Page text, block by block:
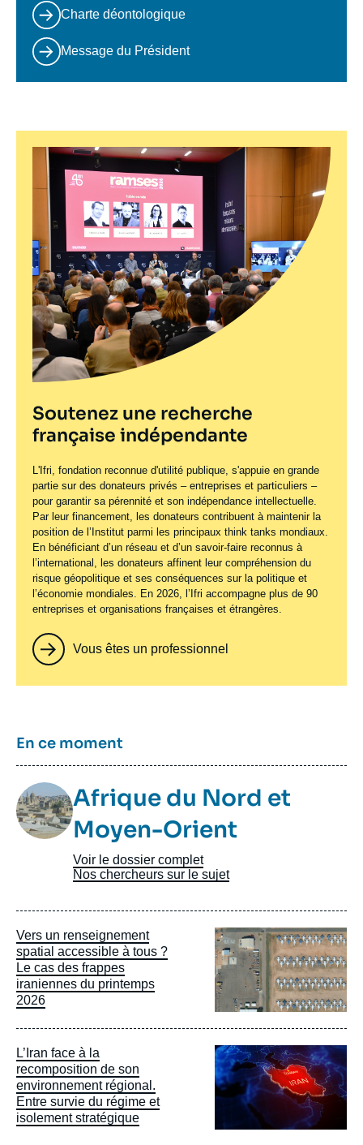
Charte déontologique
Message du Président
Soutenez une recherche
française indépendante
L'Ifri, fondation reconnue d'utilité publique, s'appuie en grande
partie sur des donateurs privés – entreprises et particuliers –
pour garantir sa pérennité et son indépendance intellectuelle.
Par leur financement, les donateurs contribuent à maintenir la
position de l’Institut parmi les principaux think tanks mondiaux.
En bénéficiant d’un réseau et d’un savoir-faire reconnus à
l’international, les donateurs affinent leur compréhension du
risque géopolitique et ses conséquences sur la politique et
l’économie mondiales. En 2026, l’Ifri accompagne plus de 90
entreprises et organisations françaises et étrangères.
Vous êtes un professionnel
Titre
En ce moment
Image
TaxonomieAfrique du Nord et
Moyen-Orient
Voir le dossier complet
Nos chercheurs sur le sujet
Vers un renseignement
spatial accessible à tous ?
Le cas des frappes
iraniennes du printemps
2026
Image
principale
L’Iran face à la
recomposition de son
environnement régional.
Entre survie du régime et
isolement stratégique
Image
principale